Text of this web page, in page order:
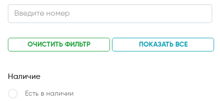
ОЧИСТИТЬ ФИЛЬТР ПОКАЗАТЬ ВСЕ
Наличие
Есть в наличии